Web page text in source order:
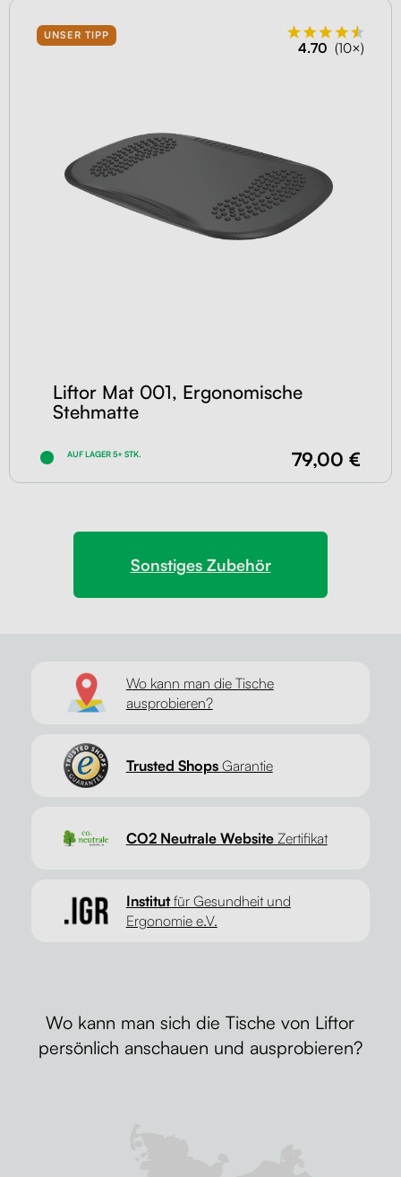
UNSER TIPP
4.70 (10×)
Liftor Mat 001, Ergonomische
Stehmatte
AUF LAGER 5+ STK. 79,00 €
Sonstiges Zubehör
Wo kann man die Tische
ausprobieren?
Trusted Shops Garantie
CO2 Neutrale WebsiteZertifikat
Institutfür Gesundheit und
Ergonomie e.V.
Wo kann man sich die Tische von Liftor
persönlich anschauen und ausprobieren?